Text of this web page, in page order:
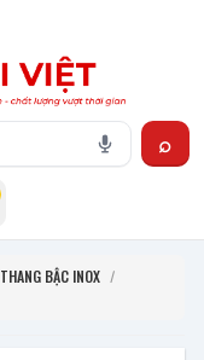
THANG BẬC INOX /